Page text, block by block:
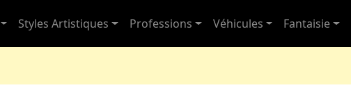
Styles Artistiques Professions Véhicules Fantaisie